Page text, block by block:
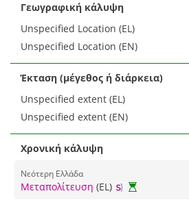
Γεωγραφική κάλυψη
Unspecified Location (EL)
Unspecified Location (EN)
Έκταση (μέγεθος ή διάρκεια)
Unspecified extent (EL)
Unspecified extent (EN)
Χρονική κάλυψη
Νεότερη Ελλάδα
Μεταπολίτευση (EL)